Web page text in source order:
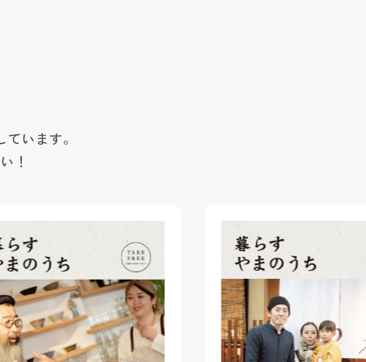
います。
！